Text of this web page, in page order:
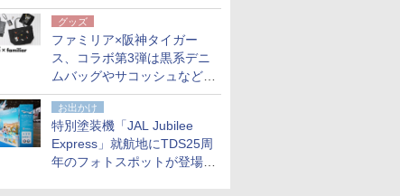
開発
グッズ
ファミリア×阪神タイガー
ス、コラボ第3弾は黒系デニ
ムバッグやサコッシュなど6
点。8月21日オンラインスト
アで発売
お出かけ
特別塗装機「JAL Jubilee
Express」就航地にTDS25周
年のフォトスポットが登場。